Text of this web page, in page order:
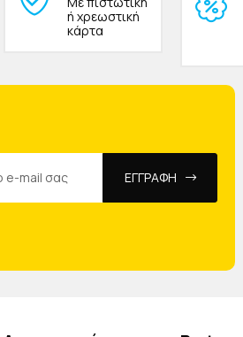
ή χρεωστική
κάρτα
ΕΓΓΡΑΦΗ